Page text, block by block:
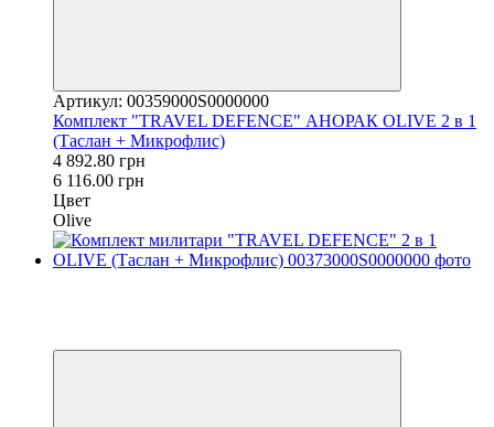
Артикул: 00359000S0000000
Комплект "TRAVEL DEFENCE" АНОРАК OLIVE 2 в 1
(Таслан + Микрофлис)
4 892.80 грн
6 116.00 грн
Цвет
Olive